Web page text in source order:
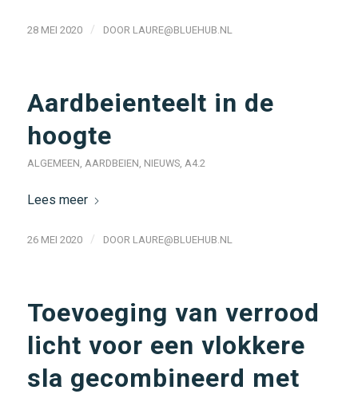
28 MEI 2020 / DOOR LAURE@BLUEHUB.NL
Aardbeienteelt in de
hoogte
ALGEMEEN, AARDBEIEN, NIEUWS, A4.2
Lees meer
26 MEI 2020 / DOOR LAURE@BLUEHUB.NL
Toevoeging van verrood
licht voor een vlokkere
sla gecombineerd met